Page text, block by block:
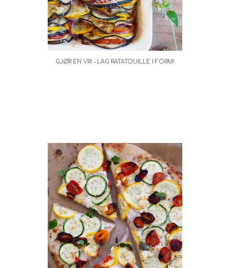
GJØR EN VRI – LAG RATATOUILLE I FORM!